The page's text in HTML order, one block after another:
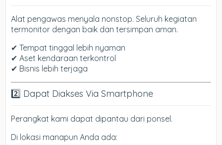
Alat pengawas menyala nonstop. Seluruh kegiatan
termonitor dengan baik dan tersimpan aman.
✔ Tempat tinggal lebih nyaman
✔ Aset kendaraan terkontrol
✔ Bisnis lebih terjaga
2️⃣ Dapat Diakses Via Smartphone
Perangkat kami dapat dipantau dari ponsel.
Di lokasi manapun Anda ada: